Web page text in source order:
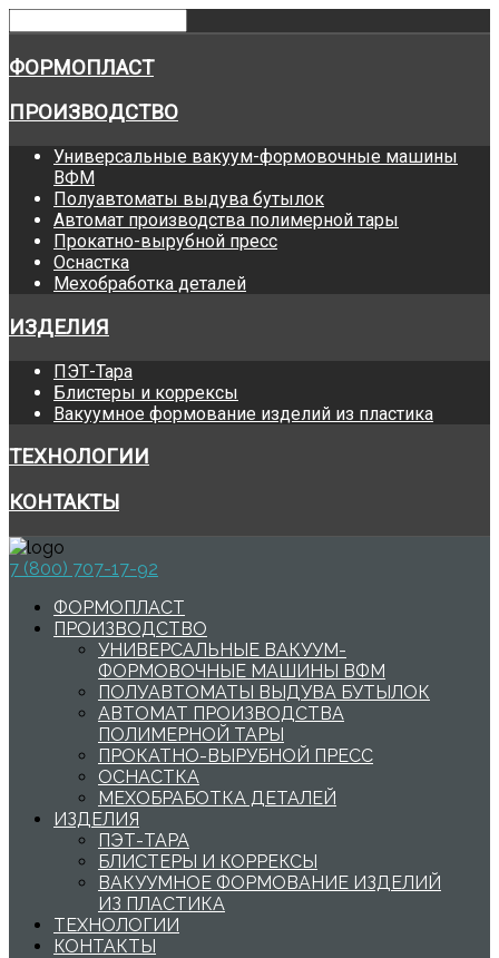
ФОРМОПЛАСТ
ПРОИЗВОДСТВО
Универсальные вакуум-формовочные машины
ВФМ
Полуавтоматы выдува бутылок
Автомат производства полимерной тары
Прокатно-вырубной пресс
Оснастка
Мехобработка деталей
ИЗДЕЛИЯ
ПЭТ-Тара
Блистеры и коррексы
Вакуумное формование изделий из пластика
ТЕХНОЛОГИИ
КОНТАКТЫ
7 (800) 707-17-92
ФОРМОПЛАСТ
ПРОИЗВОДСТВО
УНИВЕРСАЛЬНЫЕ ВАКУУМ-
ФОРМОВОЧНЫЕ МАШИНЫ ВФМ
ПОЛУАВТОМАТЫ ВЫДУВА БУТЫЛОК
АВТОМАТ ПРОИЗВОДСТВА
ПОЛИМЕРНОЙ ТАРЫ
ПРОКАТНО-ВЫРУБНОЙ ПРЕСС
ОСНАСТКА
МЕХОБРАБОТКА ДЕТАЛЕЙ
ИЗДЕЛИЯ
ПЭТ-ТАРА
БЛИСТЕРЫ И КОРРЕКСЫ
ВАКУУМНОЕ ФОРМОВАНИЕ ИЗДЕЛИЙ
ИЗ ПЛАСТИКА
ТЕХНОЛОГИИ
КОНТАКТЫ